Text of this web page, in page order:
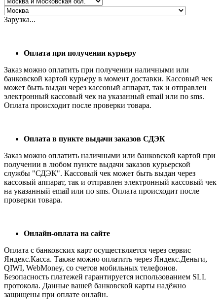
Зарузка...
Оплата при получении курьеру
Заказ можно оплатить при получении наличными или
банковской картой курьеру в момент доставки. Кассовый чек
может быть выдан через кассовый аппарат, так и отправлен
электронный кассовый чек на указанный email или по sms.
Оплата происходит после проверки товара.
Оплата в пункте выдачи заказов СДЭК
Заказ можно оплатить наличными или банковской картой при
получении в любом пункте выдачи заказов курьерской
службы "СДЭК". Кассовый чек может быть выдан через
кассовый аппарат, так и отправлен электронный кассовый чек
на указанный email или по sms. Оплата происходит после
проверки товара.
Онлайн-оплата на сайте
Оплата с банковских карт осуществляется через сервис
Яндекс.Касса. Также можно оплатить через Яндекс.Деньги,
QIWI, WebMoney, со счетов мобильных телефонов.
Безопасность платежей гарантируется использованием SLL
протокола. Данные вашей банковской карты надёжно
защищены при оплате онлайн.